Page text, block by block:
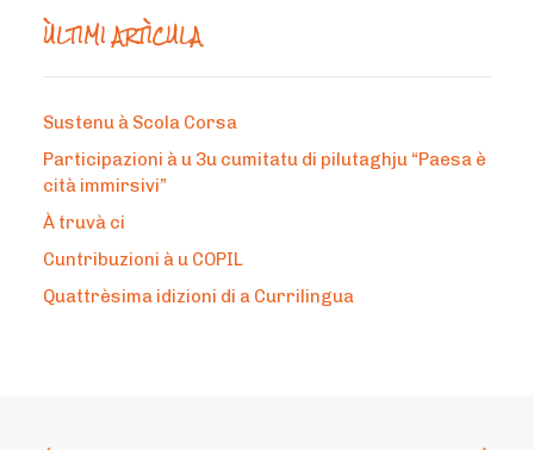
ÙLTIMI ARTÌCULA
Sustenu à Scola Corsa
Participazioni à u 3u cumitatu di pilutaghju “Paesa è
cità immirsivi”
À truvà ci
Cuntribuzioni à u COPIL
Quattrèsima idizioni di a Currilingua